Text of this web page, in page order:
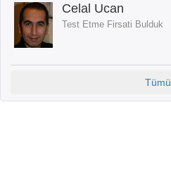
Celal Ucan
Test Etme Firsati Bulduk
Tümü